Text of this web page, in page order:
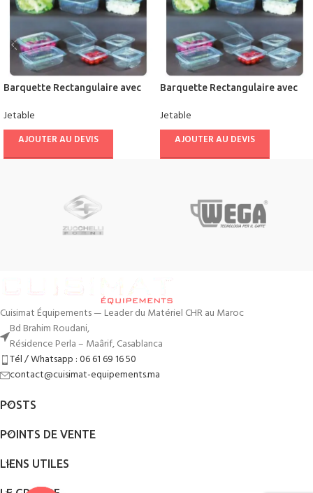
Barquette Rectangulaire avec
Jetable
AJOUTER AU DEVIS
Barquette Rectangulaire avec
Jetable
AJOUTER AU DEVIS
Cuisimat Équipements — Leader du Matériel CHR au Maroc
Bd Brahim Roudani,
Résidence Perla – Maârif, Casablanca
Tél / Whatsapp : 06 61 69 16 50
contact@cuisimat-equipements.ma
POSTS
POINTS DE VENTE
LIENS UTILES